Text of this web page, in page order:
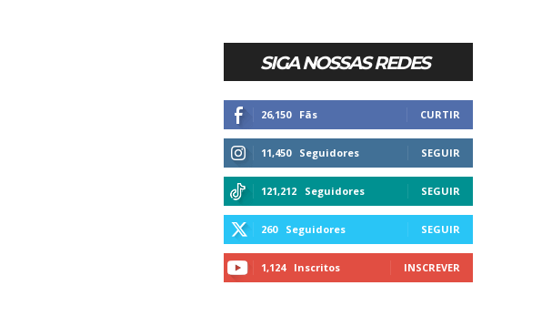
SIGA NOSSAS REDES
26,150 Fãs CURTIR
11,450 Seguidores SEGUIR
121,212 Seguidores SEGUIR
260 Seguidores SEGUIR
1,124 Inscritos INSCREVER